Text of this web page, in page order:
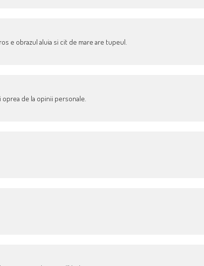
e obrazul aluia si cit de mare are tupeul.
de la opinii personale.